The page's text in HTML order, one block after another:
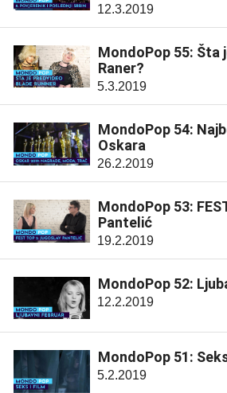
12.3.2019
MondoPop 55: Šta
Raner?
5.3.2019
MondoPop 54:
Oskara
26.2.2019
MondoPop 53:
Pantelić
19.2.2019
MondoPop 52:
12.2.2019
MondoPop 51:
5.2.2019